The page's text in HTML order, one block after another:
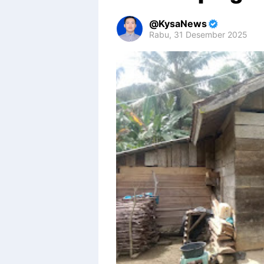
KysaNews
Rabu, 31 Desember 2025
Premium
By
Raushan
Design
With
Shroff
Templates